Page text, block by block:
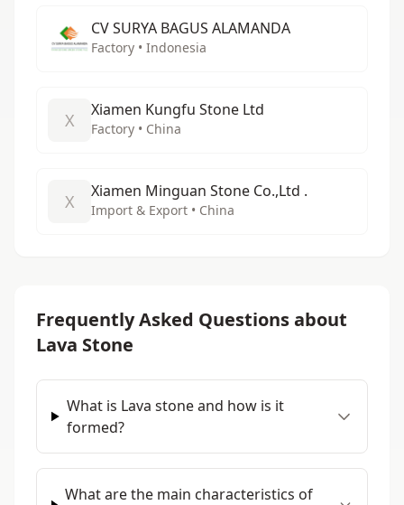
CV SURYA BAGUS ALAMANDA
Factory • Indonesia
X Xiamen Kungfu Stone Ltd
Factory • China
X Xiamen Minguan Stone Co.,Ltd .
Import & Export • China
Frequently Asked Questions about
Lava Stone
What is Lava stone and how is it
formed?
What are the main characteristics of